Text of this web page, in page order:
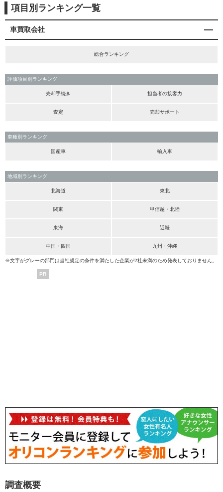
項目別ランキング一覧
車買取会社
総合ランキング
評価項目別ランキング
売却手続き 担当者の接客力
査定 売却サポート
車種別ランキング
国産車 輸入車
地域別ランキング
北海道 東北
関東 甲信越・北陸
東海 近畿
中国・四国 九州・沖縄
※文字がグレーの部門は当社規定の条件を満たした企業が2社未満のため発表しておりません。
PR
調査概要